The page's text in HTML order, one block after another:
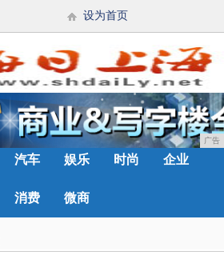
设为首页
广告
汽车 娱乐 时尚 企业
消费 微商